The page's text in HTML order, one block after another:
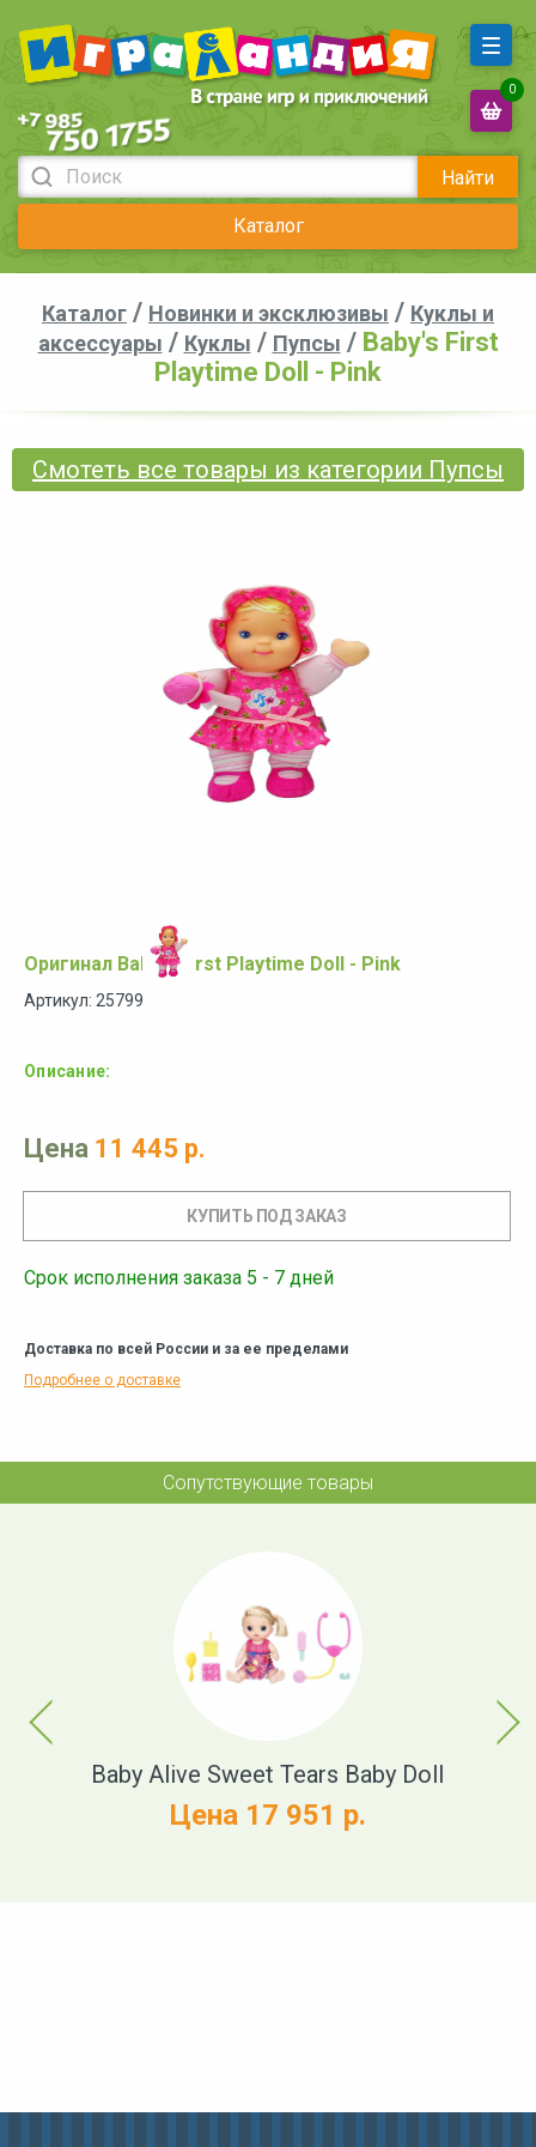
Найти
Каталог
0
Каталог / Новинки и эксклюзивы / Куклы и
аксессуары / Куклы / Пупсы / Baby's First
Playtime Doll - Pink
Смотеть все товары из категории Пупсы
Оригинал Baby's First Playtime Doll - Pink
Артикул: 25799
Описание:
Цена 11 445 р.
Срок исполнения заказа 5 - 7 дней
Доставка по всей России и за ее пределами
Подробнее о доставке
Сопутствующие товары
Previous
Baby Alive Sweet Tears Baby Doll
Цена 17 951 р.
Next